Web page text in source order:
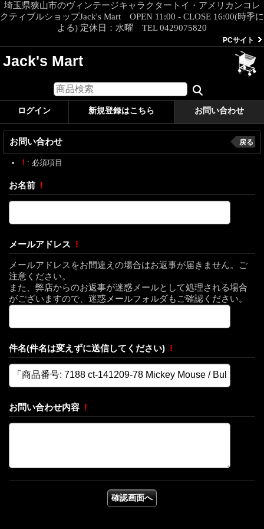
埼玉県狭山市のヴィンテージキャラクタートイ・アメリカンコレ
クティブルショップJack's Mart OPEN 11:00 - CLOSE 16:00(時季に
よる) 定休日：水曜 TEL 0429075820
PCサイト
Jack's Mart
ログイン 新規登録はこちら お問い合わせ
お問い合わせ 戻る
! : 必須項目
お名前 !
メールアドレス !
メールアドレスをお間違えの場合はお返事が届きません。ご
注意ください。
また、弊店からのお返事が迷惑メールとして処理される場合
がございますので、迷惑メールフォルダもご確認ください。
件名(件名は変えずに送信してください) !
お問い合わせ内容 !